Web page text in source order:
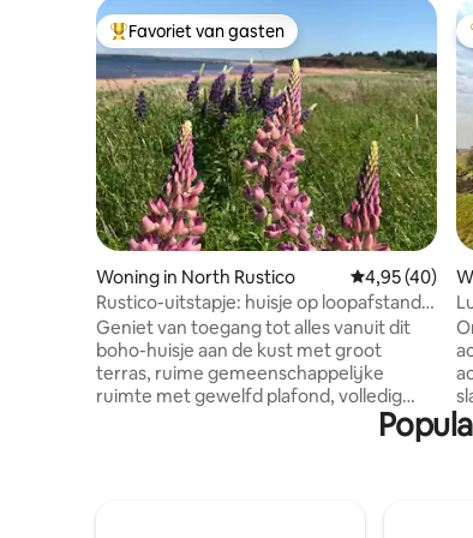
Topfavoriet van gasten
Favoriet van gasten
Woning in North Rustico Gemiddelde
4,95 (40)
Rustico-uitstapje: huisje op loopafstand
van het strand
Geniet van toegang tot alles vanuit dit
boho-huisje aan de kust met groot
terras, ruime gemeenschappelijke
ruimte met gewelfd plafond, volledig
kookeiland en twee slaapkamers. Loop